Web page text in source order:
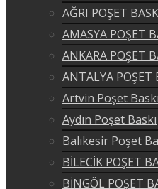
AĞRI POŞET
AMASYA POŞET
ANKARA POŞET
ANTALYA POŞET
Artvin Poşet Baskı
Aydın Poşet Baskı
Balıkesir Poşet
BİLECİK POŞET
BİNGÖL POŞET